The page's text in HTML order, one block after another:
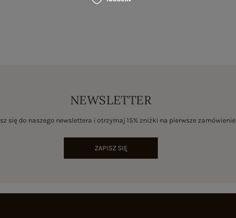
NEWSLETTER
się do naszego newslettera i otrzymaj 15% zniżki na pierwsze zamówienie
ZAPISZ SIĘ